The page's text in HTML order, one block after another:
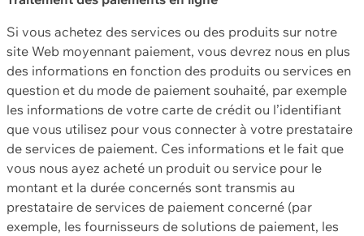
Si vous achetez des services ou des produits sur notre
site Web moyennant paiement, vous devrez nous en plus
des informations en fonction des produits ou services en
question et du mode de paiement souhaité, par exemple
les informations de votre carte de crédit ou l’identifiant
que vous utilisez pour vous connecter à votre prestataire
de services de paiement. Ces informations et le fait que
vous nous ayez acheté un produit ou service pour le
montant et la durée concernés sont transmis au
prestataire de services de paiement concerné (par
exemple, les fournisseurs de solutions de paiement, les